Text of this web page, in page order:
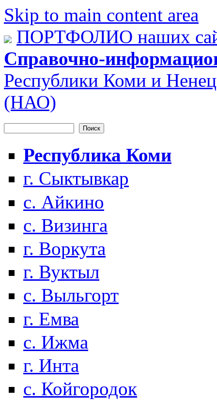
Skip to main content area
ПОРТФОЛИО наших
Справочно-
Республики Коми и
(НАО)
Форма поиска
Республика Коми
г. Сыктывкар
с. Айкино
с. Визинга
г. Воркута
г. Вуктыл
с. Выльгорт
г. Емва
с. Ижма
г. Инта
с. Койгородок